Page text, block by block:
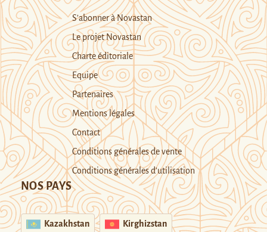
S’abonner à Novastan
Le projet Novastan
Charte éditoriale
Equipe
Partenaires
Mentions légales
Contact
Conditions générales de vente
Conditions générales d’utilisation
NOS PAYS
Kazakhstan Kirghizstan